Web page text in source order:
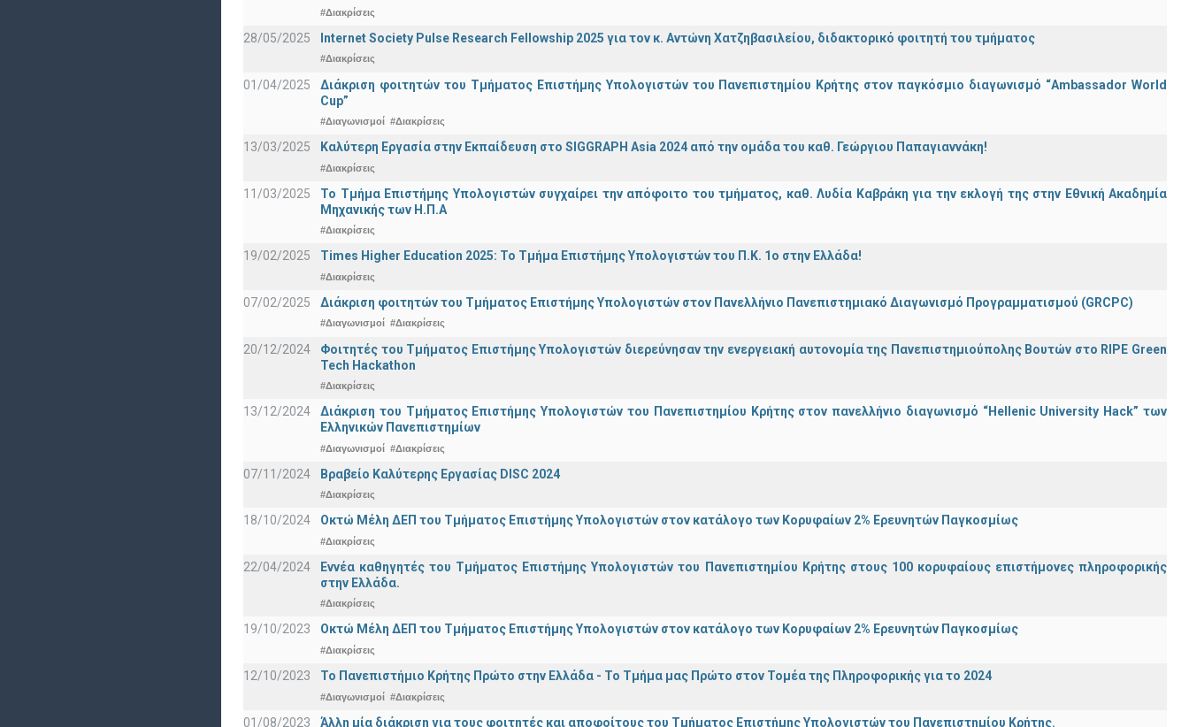
#Διακρίσεις
28/05/2025 Internet Society Pulse Research Fellowship 2025 για τον κ. Αντώνη Χατζηβασιλείου, διδακτορικό φοιτητή του τμήματος
#Διακρίσεις
01/04/2025
Διάκριση φοιτητών του Τμήματος Επιστήμης Υπολογιστών του Πανεπιστημίου Κρήτης στον παγκόσμιο διαγωνισμό “Ambassador World
Cup”
#Διαγωνισμοί #Διακρίσεις
13/03/2025 Καλύτερη Εργασία στην Εκπαίδευση στο SIGGRAPH Asia 2024 από την ομάδα του καθ. Γεώργιου Παπαγιαννάκη!
#Διακρίσεις
11/03/2025
Το Τμήμα Επιστήμης Υπολογιστών συγχαίρει την απόφοιτο του τμήματος, καθ. Λυδία Καβράκη για την εκλογή της στην Εθνική Ακαδημία
Μηχανικής των Η.Π.Α
#Διακρίσεις
19/02/2025 Times Higher Education 2025: Το Τμήμα Επιστήμης Υπολογιστών του Π.Κ. 1ο στην Ελλάδα!
#Διακρίσεις
07/02/2025 Διάκριση φοιτητών του Τμήματος Επιστήμης Υπολογιστών στον Πανελλήνιο Πανεπιστημιακό Διαγωνισμό Προγραμματισμού (GRCPC)
#Διαγωνισμοί #Διακρίσεις
20/12/2024
Φοιτητές του Τμήματος Επιστήμης Υπολογιστών διερεύνησαν την ενεργειακή αυτονομία της Πανεπιστημιούπολης Βουτών στο RIPE Green
Tech Hackathon
#Διακρίσεις
13/12/2024
Διάκριση του Τμήματος Επιστήμης Υπολογιστών του Πανεπιστημίου Κρήτης στον πανελλήνιο διαγωνισμό “Hellenic University Hack” των
Ελληνικών Πανεπιστημίων
#Διαγωνισμοί #Διακρίσεις
07/11/2024 Βραβείο Καλύτερης Εργασίας DISC 2024
#Διακρίσεις
18/10/2024 Οκτώ Μέλη ΔΕΠ του Τμήματος Επιστήμης Υπολογιστών στον κατάλογο των Κορυφαίων 2% Ερευνητών Παγκοσμίως
#Διακρίσεις
22/04/2024
Εννέα καθηγητές του Τμήματος Επιστήμης Υπολογιστών του Πανεπιστημίου Κρήτης στους 100 κορυφαίους επιστήμονες πληροφορικής
στην Ελλάδα.
#Διακρίσεις
19/10/2023 Οκτώ Μέλη ΔΕΠ του Τμήματος Επιστήμης Υπολογιστών στον κατάλογο των Κορυφαίων 2% Ερευνητών Παγκοσμίως
#Διακρίσεις
12/10/2023 Το Πανεπιστήμιο Κρήτης Πρώτο στην Ελλάδα - Το Τμήμα μας Πρώτο στον Τομέα της Πληροφορικής για το 2024
#Διαγωνισμοί #Διακρίσεις
01/08/2023 Άλλη μία διάκριση για τους φοιτητές και αποφοίτους του Τμήματος Επιστήμης Υπολογιστών του Πανεπιστημίου Κρήτης.